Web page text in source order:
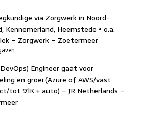
via Zorgwerk in Noord-
Kennemerland, Heemstede • o.a.
– Zorgwerk – Zoetermeer
Engineer gaat voor
en groei (Azure of AWS/vast
tot 91K + auto) – JR Netherlands –